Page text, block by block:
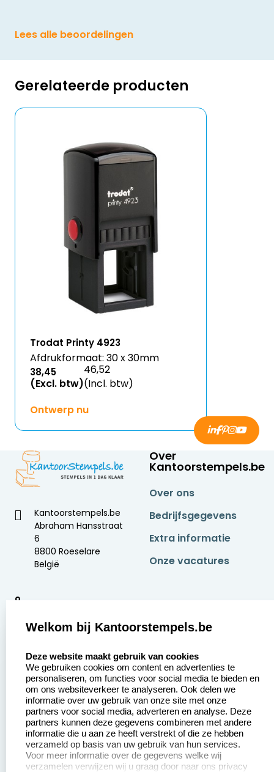
Lees alle beoordelingen
Gerelateerde producten
Trodat Printy 4923
Afdrukformaat: 30 x 30mm
38,45
(Excl. btw)
46,52
(Incl. btw)
Ontwerp nu
Kantoorstempels.be
Abraham Hansstraat
6
8800 Roeselare
België
9
Over
Kantoorstempels.be
Over ons
Bedrijfsgegevens
Extra informatie
Onze vacatures
Aanvraag op maat
Betaling &
Verzending
Wederverkoper
worden
Contact opnemen
Veel gestelde vragen
Retourneren
Herroepingsrecht
Welkom bij Kantoorstempels.be
Deze website maakt gebruik van cookies
We gebruiken cookies om content en advertenties te
personaliseren, om functies voor social media te bieden en
om ons websiteverkeer te analyseren. Ook delen we
informatie over uw gebruik van onze site met onze
partners voor social media, adverteren en analyse. Deze
partners kunnen deze gegevens combineren met andere
informatie die u aan ze heeft verstrekt of die ze hebben
verzameld op basis van uw gebruik van hun services.
Voor meer informatie over de gegevens welke wij
verzamelen verwijzen wij u graag door naar ons privacy